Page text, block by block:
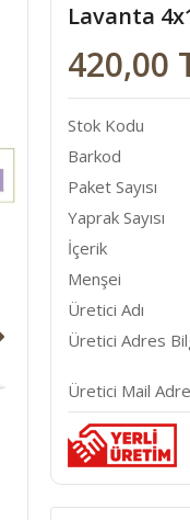
Lavanta
420,00
Stok Kodu
Barkod
Paket Sayısı
Yaprak Sayısı
İçerik
Menşei
Üretici Adı
Üretici Adres
Üretici Mail